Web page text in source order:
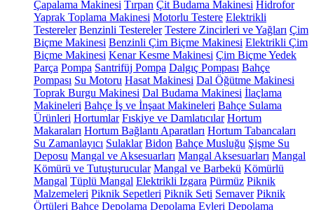
Çapalama Makinesi Tırpan Çit Budama Makinesi Hidrofor
Yaprak Toplama Makinesi Motorlu Testere Elektrikli
Testereler Benzinli Testereler Testere Zincirleri ve Yağları Çim
Biçme Makinesi Benzinli Çim Biçme Makinesi Elektrikli Çim
Biçme Makinesi Kenar Kesme Makinesi Çim Biçme Yedek
Parça Pompa Santrifüj Pompa Dalgıç Pompası Bahçe
Pompası Su Motoru Hasat Makinesi Dal Öğütme Makinesi
Toprak Burgu Makinesi Dal Budama Makinesi İlaçlama
Makineleri Bahçe İş ve İnşaat Makineleri Bahçe Sulama
Ürünleri Hortumlar Fıskiye ve Damlatıcılar Hortum
Makaraları Hortum Bağlantı Aparatları Hortum Tabancaları
Su Zamanlayıcı Sulaklar Bidon Bahçe Musluğu Şişme Su
Deposu Mangal ve Aksesuarları Mangal Aksesuarları Mangal
Kömürü ve Tutuşturucular Mangal ve Barbekü Kömürlü
Mangal Tüplü Mangal Elektrikli Izgara Pürmüz Piknik
Malzemeleri Piknik Sepetleri Piknik Seti Semaver Piknik
Örtüleri Bahçe Depolama Depolama Evleri Depolama